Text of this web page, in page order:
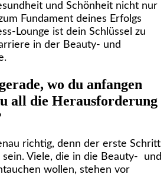
und Schönheit nicht nur
Fundament deines Erfolgs
Lounge ist dein Schlüssel zu
in der Beauty- und
wo du anfangen
all die Herausforderung
richtig, denn der erste Schritt
Viele, die in die Beauty- und
wollen, stehen vor